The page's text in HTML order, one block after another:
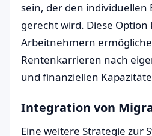
sein, der den individuellen
gerecht wird. Diese Option
Arbeitnehmern
Rentenkarrieren nach
und finanziellen
Integration von
Eine weitere Strategie zur